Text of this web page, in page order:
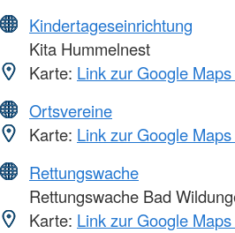
Kindertageseinrichtung
Kita Hummelnest
Karte: Link zur Google
Ortsvereine
Karte: Link zur Google
Rettungswache
Rettungswache Bad
Karte: Link zur Google